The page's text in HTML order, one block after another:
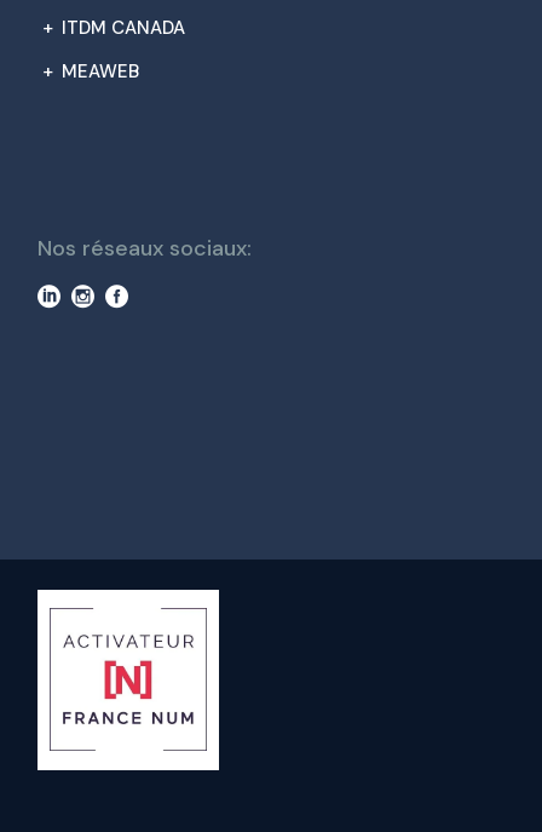
+ ITDM CANADA
+ MEAWEB
Nos réseaux sociaux: